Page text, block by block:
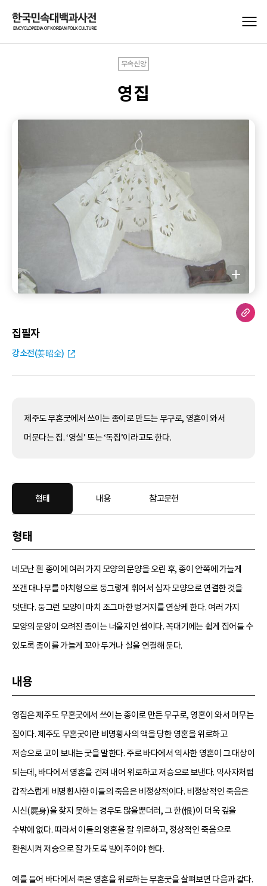
무속신앙
영집
집필자
강소전(姜昭全)
제주도 무혼굿에서 쓰이는 종이로 만드는 무구로, 영혼이 와서
머문다는 집. ‘영실’ 또는 ‘독집’이라고도 한다.
형태 내용 참고문헌
형태
네모난 흰 종이에 여러 가지 모양의 문양을 오린 후, 종이 안쪽에 가늘게
쪼갠 대나무를 아치형으로 둥그렇게 휘어서 십자 모양으로 연결한 것을
덧댄다. 둥그런 모양이 마치 조그마한 벙거지를 연상케 한다. 여러 가지
모양의 문양이 오려진 종이는 너울지인 셈이다. 꼭대기에는 쉽게 집어들 수
있도록 종이를 가늘게 꼬아 두거나 실을 연결해 둔다.
내용
영집은 제주도 무혼굿에서 쓰이는 종이로 만든 무구로, 영혼이 와서 머무는
집이다. 제주도 무혼굿이란 비명횡사의 액을 당한 영혼을 위로하고
저승으로 고이 보내는 굿을 말한다. 주로 바다에서 익사한 영혼이 그 대상이
되는데, 바다에서 영혼을 건져 내어 위로하고 저승으로 보낸다. 익사자처럼
갑작스럽게 비명횡사한 이들의 죽음은 비정상적이다. 비정상적인 죽음은
시신(屍身)을 찾지 못하는 경우도 많을뿐더러, 그 한(恨)이 더욱 깊을
수밖에 없다. 따라서 이들의 영혼을 잘 위로하고, 정상적인 죽음으로
환원시켜 저승으로 잘 가도록 빌어주어야 한다.
예를 들어 바다에서 죽은 영혼을 위로하는 무혼굿을 살펴보면 다음과 같다.